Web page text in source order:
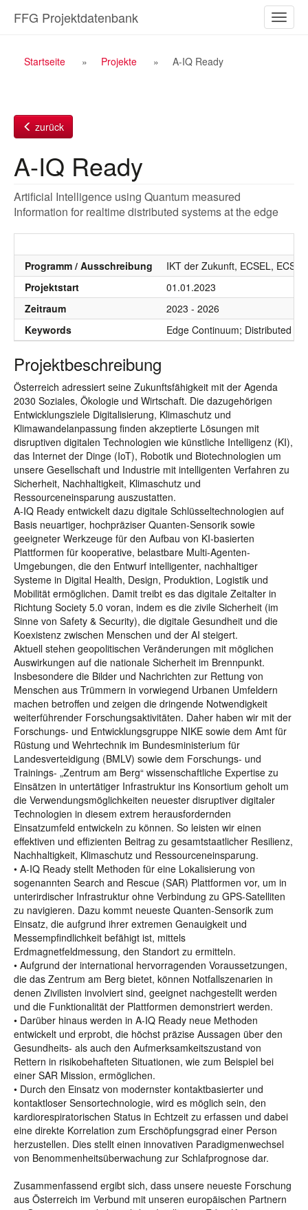
Inhalt
ein-/
FFG Projektdatenbank
Breadcrumb
Startseite Projekte A-IQ Ready
zurück
A-IQ Ready
Artificial Intelligence using Quantum measured
Information for realtime distributed systems at the edge
Programm / Ausschreibung
IKT der Zukunft, ECSEL,
Projektstart
01.01.2023
Zeitraum
2023 - 2026
Keywords
Edge Continuum; Distributed
Projektbeschreibung
Österreich adressiert seine Zukunftsfähigkeit mit der Agenda
2030 Soziales, Ökologie und Wirtschaft. Die dazugehörigen
Entwicklungsziele Digitalisierung, Klimaschutz und
Klimawandelanpassung finden akzeptierte Lösungen mit
disruptiven digitalen Technologien wie künstliche Intelligenz (KI),
das Internet der Dinge (IoT), Robotik und Biotechnologien um
unsere Gesellschaft und Industrie mit intelligenten Verfahren zu
Sicherheit, Nachhaltigkeit, Klimaschutz und
Ressourceneinsparung auszustatten.
A-IQ Ready entwickelt dazu digitale Schlüsseltechnologien auf
Basis neuartiger, hochpräziser Quanten-Sensorik sowie
geeigneter Werkzeuge für den Aufbau von KI-basierten
Plattformen für kooperative, belastbare Multi-Agenten-
Umgebungen, die den Entwurf intelligenter, nachhaltiger
Systeme in Digital Health, Design, Produktion, Logistik und
Mobilität ermöglichen. Damit treibt es das digitale Zeitalter in
Richtung Society 5.0 voran, indem es die zivile Sicherheit (im
Sinne von Safety & Security), die digitale Gesundheit und die
Koexistenz zwischen Menschen und der AI steigert.
Aktuell stehen geopolitischen Veränderungen mit möglichen
Auswirkungen auf die nationale Sicherheit im Brennpunkt.
Insbesondere die Bilder und Nachrichten zur Rettung von
Menschen aus Trümmern in vorwiegend Urbanen Umfeldern
machen betroffen und zeigen die dringende Notwendigkeit
weiterführender Forschungsaktivitäten. Daher haben wir mit der
Forschungs- und Entwicklungsgruppe NIKE sowie dem Amt für
Rüstung und Wehrtechnik im Bundesministerium für
Landesverteidigung (BMLV) sowie dem Forschungs- und
Trainings- „Zentrum am Berg“ wissenschaftliche Expertise zu
Einsätzen in untertätiger Infrastruktur ins Konsortium geholt um
die Verwendungsmöglichkeiten neuester disruptiver digitaler
Technologien in diesem extrem herausfordernden
Einsatzumfeld entwickeln zu können. So leisten wir einen
effektiven und effizienten Beitrag zu gesamtstaatlicher Resilienz,
Nachhaltigkeit, Klimaschutz und Ressourceneinsparung.
• A-IQ Ready stellt Methoden für eine Lokalisierung von
sogenannten Search and Rescue (SAR) Plattformen vor, um in
unterirdischer Infrastruktur ohne Verbindung zu GPS-Satelliten
zu navigieren. Dazu kommt neueste Quanten-Sensorik zum
Einsatz, die aufgrund ihrer extremen Genauigkeit und
Messempfindlichkeit befähigt ist, mittels
Erdmagnetfeldmessung, den Standort zu ermitteln.
• Aufgrund der international hervorragenden Voraussetzungen,
die das Zentrum am Berg bietet, können Notfallszenarien in
denen Zivilisten involviert sind, geeignet nachgestellt werden
und die Funktionalität der Plattformen demonstriert werden.
• Darüber hinaus werden in A-IQ Ready neue Methoden
entwickelt und erprobt, die höchst präzise Aussagen über den
Gesundheits- als auch den Aufmerksamkeitszustand von
Rettern in risikobehafteten Situationen, wie zum Beispiel bei
einer SAR Mission, ermöglichen.
• Durch den Einsatz von modernster kontaktbasierter und
kontaktloser Sensortechnologie, wird es möglich sein, den
kardiorespiratorischen Status in Echtzeit zu erfassen und dabei
eine direkte Korrelation zum Erschöpfungsgrad einer Person
herzustellen. Dies stellt einen innovativen Paradigmenwechsel
von Benommenheitsüberwachung zur Schlafprognose dar.
Zusammenfassend ergibt sich, dass unsere neueste Forschung
aus Österreich im Verbund mit unseren europäischen Partnern